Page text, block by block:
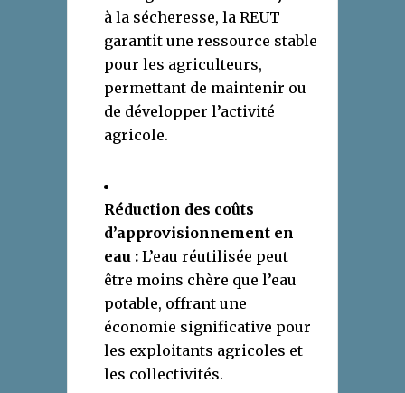
à la sécheresse, la REUT
garantit une ressource stable
pour les agriculteurs,
permettant de maintenir ou
de développer l’activité
agricole.
Réduction des coûts
d’approvisionnement en
eau : L’eau réutilisée peut
être moins chère que l’eau
potable, offrant une
économie significative pour
les exploitants agricoles et
les collectivités.